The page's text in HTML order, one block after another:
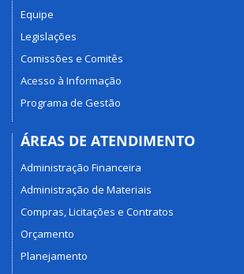
Equipe
Legislações
Comissões e Comitês
Acesso à Informação
Programa de Gestão
ÁREAS DE ATENDIMENTO
Administração Financeira
Administração de Materiais
Compras, Licitações e Contratos
Orçamento
Planejamento